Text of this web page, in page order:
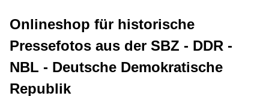
Onlineshop für historische
Pressefotos aus der SBZ - DDR -
NBL - Deutsche Demokratische
Republik